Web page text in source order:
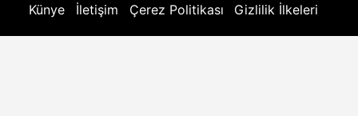
Künye İletişim Çerez Politikası Gizlilik İlkeleri